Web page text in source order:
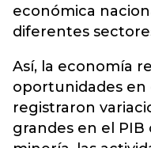
económica
diferentes
Así, la economía
oportunidades en
registraron
grandes en el